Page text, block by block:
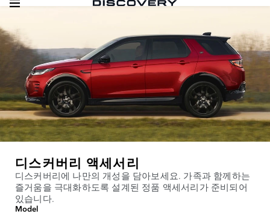
디스커버리 액세서리
디스커버리에 나만의 개성을 담아보세요. 가족과 함께하는
즐거움을 극대화하도록 설계된 정품 액세서리가 준비되어
있습니다.
Model